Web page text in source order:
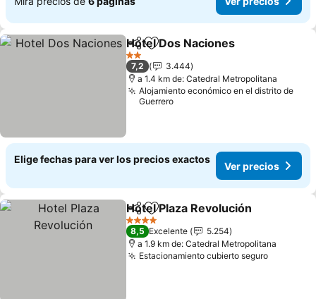
CompartirAgregar a favoritos
Hotel Dos Naciones
2 Estrellas
7,2
3.444
a 1.4 km de: Catedral Metropolitana
Alojamiento económico en el distrito de
Guerrero
Elige fechas para ver los precios exactos
Ver precios
CompartirAgregar a favoritos
Hotel Plaza Revolución
4 Estrellas
8,5 Excelente
5.254
a 1.9 km de: Catedral Metropolitana
Estacionamiento cubierto seguroVer